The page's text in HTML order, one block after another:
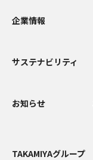
企業情報
サステナビリティ
お知らせ
TAKAMIYAグループ